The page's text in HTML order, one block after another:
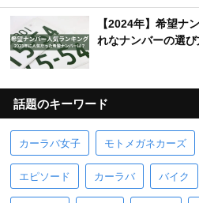
【2024年】希望ナ
れなナンバーの選
話題のキーワード
カーラバ女子 モトメガネカーズ
エピソード カーラバ バイク